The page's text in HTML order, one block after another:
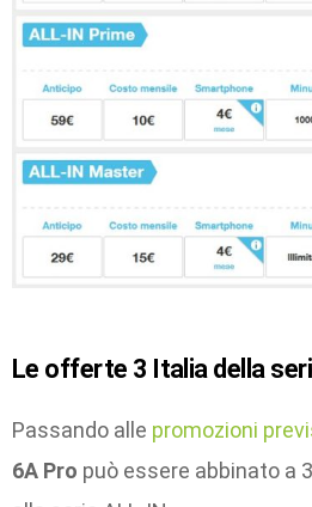
Le offerte 3 Italia della
Passando alle promozioni
6A Pro può essere abbinato a